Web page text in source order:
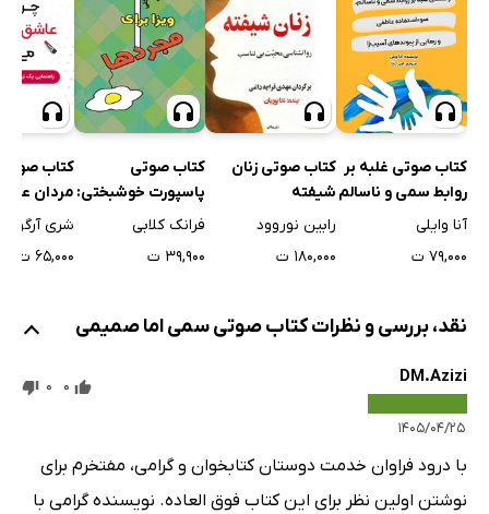
کتاب صوتی غلبه بر
روابط سمی و ناسالم
آنا وایلی
۷۹,۰۰۰ ت
کتاب صوتی زنان
شیفته
رابین نوروود
۱۸۰,۰۰۰ ت
کتاب صوتی
پاسپورت خوشبختی:
ویزا برای مجردها
فرانک کلابی
۳۹,۹۰۰ ت
کتاب صوتی
مردان
زیرک
شری آرگو
۶۵,۰۰۰ ت
نقد، بررسی و نظرات کتاب صوتی سمی اما صمیمی
DM.Azizi
۱۴۰۵/۰۴/۲۵
0
0
با درود فراوان خدمت دوستان کتابخوان و گرامی، مفتخرم برای
نوشتن اولین نظر برای این کتاب فوق العاده. نویسنده گرامی با